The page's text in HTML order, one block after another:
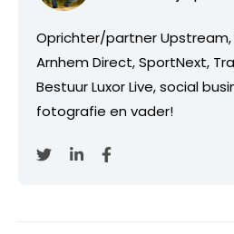
Oprichter/partner
Arnhem Direct, SportNext,
Bestuur Luxor Live, social
fotografie en vader!